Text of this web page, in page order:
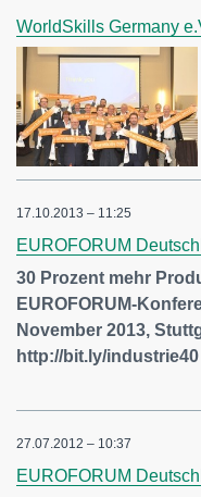
WorldSkills Germany
17.10.2013 – 11:25
EUROFORUM
30 Prozent mehr
EUROFORUM-
November 2013,
http://bit.ly/industrie40
27.07.2012 – 10:37
EUROFORUM